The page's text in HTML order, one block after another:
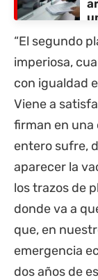
“El segundo
imperiosa,
con igualdad
Viene a
firman en una
entero sufre,
aparecer la
los trazos de
donde va a
que, en
emergencia
dos años de